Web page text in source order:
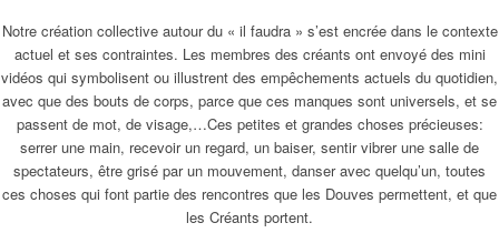
Notre création collective autour du « il faudra » s’est encrée dans le contexte
actuel et ses contraintes. Les membres des créants ont envoyé des mini
vidéos qui symbolisent ou illustrent des empêchements actuels du quotidien,
avec que des bouts de corps, parce que ces manques sont universels, et se
passent de mot, de visage,…Ces petites et grandes choses précieuses:
serrer une main, recevoir un regard, un baiser, sentir vibrer une salle de
spectateurs, être grisé par un mouvement, danser avec quelqu’un, toutes
ces choses qui font partie des rencontres que les Douves permettent, et que
les Créants portent.